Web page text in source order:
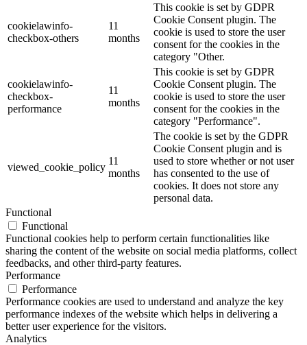
cookielawinfo-
checkbox-others
11
months
This cookie is set by GDPR
Cookie Consent plugin. The
cookie is used to store the user
consent for the cookies in the
category "Other.
cookielawinfo-
checkbox-
performance
11
months
This cookie is set by GDPR
Cookie Consent plugin. The
cookie is used to store the user
consent for the cookies in the
category "Performance".
viewed_cookie_policy
11
months
The cookie is set by the GDPR
Cookie Consent plugin and is
used to store whether or not user
has consented to the use of
cookies. It does not store any
personal data.
Functional
Functional
Functional cookies help to perform certain functionalities like
sharing the content of the website on social media platforms, collect
feedbacks, and other third-party features.
Performance
Performance
Performance cookies are used to understand and analyze the key
performance indexes of the website which helps in delivering a
better user experience for the visitors.
Analytics